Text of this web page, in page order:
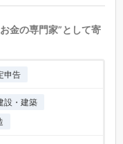
金の専門家”として寄
申告
設・建築